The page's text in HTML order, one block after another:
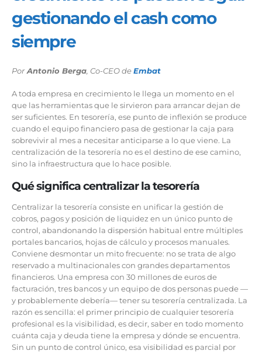
gestionando el cash como
siempre
PorAntonio Berga, Co-CEO deEmbat
A toda empresa en crecimiento le llega un momento en el
que las herramientas que le sirvieron para arrancar dejan de
ser suficientes. En tesorería, ese punto de inflexión se produce
cuando el equipo financiero pasa de gestionar la caja para
sobrevivir al mes a necesitar anticiparse a lo que viene. La
centralización de la tesorería no es el destino de ese camino,
sino la infraestructura que lo hace posible.
Qué significa centralizar la tesorería
Centralizar la tesorería consiste en unificar la gestión de
cobros, pagos y posición de liquidez en un único punto de
control, abandonando la dispersión habitual entre múltiples
portales bancarios, hojas de cálculo y procesos manuales.
Conviene desmontar un mito frecuente: no se trata de algo
reservado a multinacionales con grandes departamentos
financieros. Una empresa con 30 millones de euros de
facturación, tres bancos y un equipo de dos personas puede —
y probablemente debería— tener su tesorería centralizada. La
razón es sencilla: el primer principio de cualquier tesorería
profesional es la visibilidad, es decir, saber en todo momento
cuánta caja y deuda tiene la empresa y dónde se encuentra.
Sin un punto de control único, esa visibilidad es parcial por